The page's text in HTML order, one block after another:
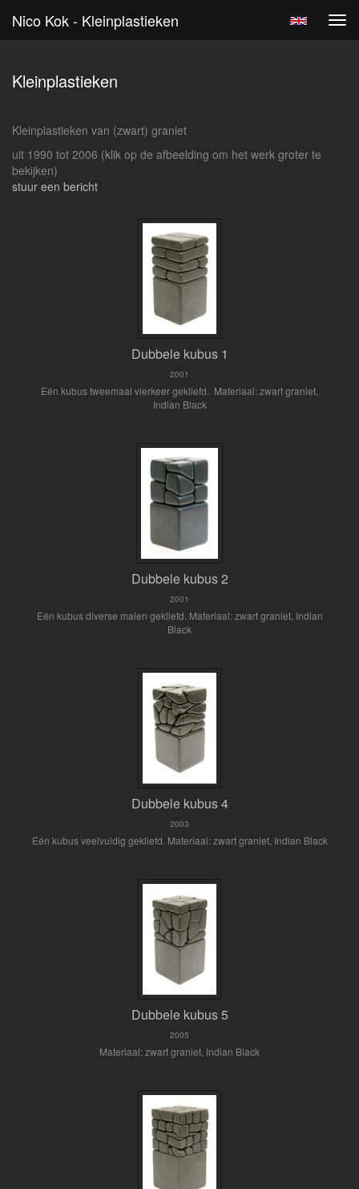
Nico Kok - Kleinplastieken
Kleinplastieken
Kleinplastieken van (zwart) graniet
uit 1990 tot 2006 (klik op de afbeelding om het werk groter te
bekijken)
stuur een bericht
Dubbele kubus 1
2001
Eén kubus tweemaal vierkeer gekliefd. Materiaal: zwart graniet,
Indian Black
Dubbele kubus 2
2001
Eén kubus diverse malen gekliefd. Materiaal: zwart graniet, Indian
Black
Dubbele kubus 4
2003
Eén kubus veelvuldig gekliefd. Materiaal: zwart graniet, Indian Black
Dubbele kubus 5
2005
Materiaal: zwart graniet, Indian Black